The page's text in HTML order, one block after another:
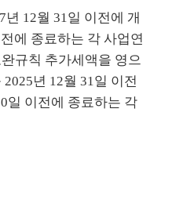
12월 31일 이전에 개
에 종료하는 각 사업연
규칙 추가세액을 영으
년 12월 31일 이전
일 이전에 종료하는 각